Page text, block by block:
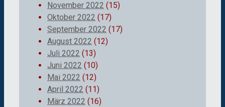
November 2022 (15)
Oktober 2022 (17)
September 2022 (17)
August 2022 (12)
Juli 2022 (13)
Juni 2022 (10)
Mai 2022 (12)
April 2022 (11)
März 2022 (16)